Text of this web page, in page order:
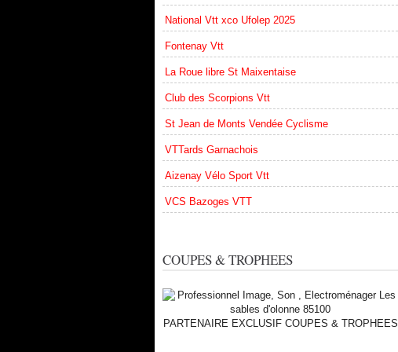
National Vtt xco Ufolep 2025
Fontenay Vtt
La Roue libre St Maixentaise
Club des Scorpions Vtt
St Jean de Monts Vendée Cyclisme
VTTards Garnachois
Aizenay Vélo Sport Vtt
VCS Bazoges VTT
COUPES & TROPHEES
PARTENAIRE EXCLUSIF COUPES & TROPHEES